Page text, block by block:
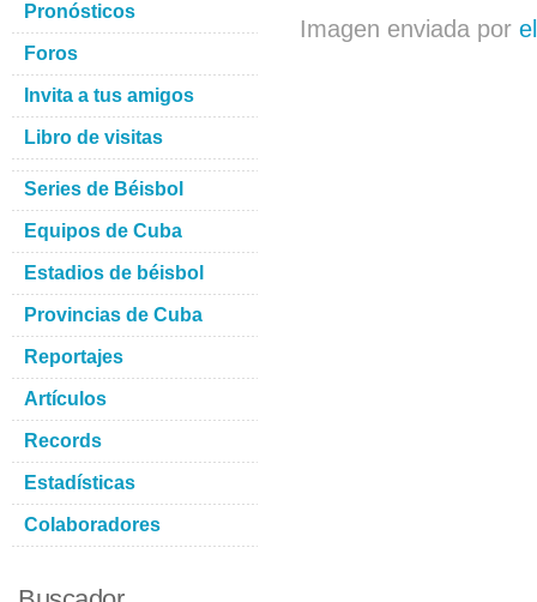
Imagen enviada por
Pronósticos
Foros
Invita a tus amigos
Libro de visitas
Series de Béisbol
Equipos de Cuba
Estadios de béisbol
Provincias de Cuba
Reportajes
Artículos
Records
Estadísticas
Colaboradores